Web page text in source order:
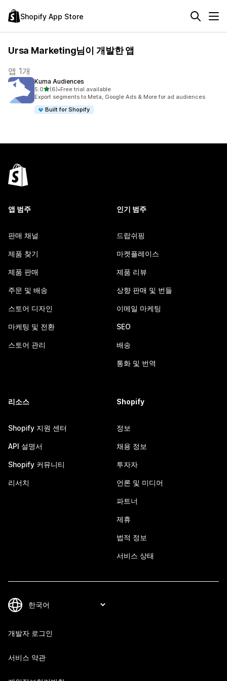
Shopify App Store
Ursa Marketing님이 개발한 앱
앱 1개
Kuma Audiences
5.0별 5개 중
(6)
총 리뷰 6개
•Free trial available
Export segments to Meta, Google Ads & More for ad audiences
Built for Shopify
앱 범주
판매 채널
제품 찾기
제품 판매
주문 및 배송
스토어 디자인
마케팅 및 전환
스토어 관리
인기 범주
드랍쉬핑
마켓플레이스
제품 리뷰
상향 판매 및 번들
이메일 마케팅
SEO
배송
통화 및 번역
리소스
Shopify 지원 센터
API 설명서
Shopify 커뮤니티
리서치
Shopify
정보
채용 정보
투자자
언론 및 미디어
파트너
제휴
법적 정보
서비스 상태
개발자 로그인
서비스 약관